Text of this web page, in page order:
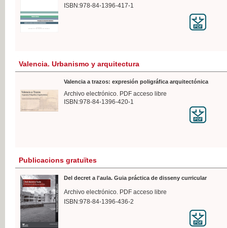
ISBN:978-84-1396-417-1
Valencia. Urbanismo y arquitectura
Valencia a trazos: expresión poligráfica arquitectónica
Archivo electrónico. PDF acceso libre
ISBN:978-84-1396-420-1
Publicacions gratuïtes
Del decret a l'aula. Guia práctica de disseny curricular
Archivo electrónico. PDF acceso libre
ISBN:978-84-1396-436-2